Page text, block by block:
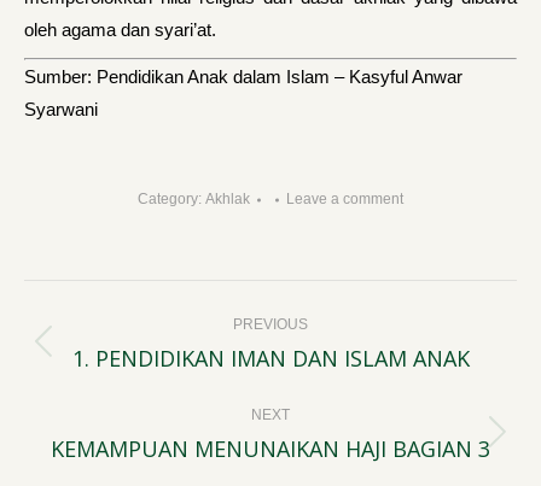
oleh agama dan syari’at.
Sumber: Pendidikan Anak dalam Islam – Kasyful Anwar
Syarwani
Category: Akhlak Leave a comment
navigation
PREVIOUS
Previous
1. PENDIDIKAN IMAN DAN ISLAM ANAK
NEXT
Next
KEMAMPUAN MENUNAIKAN HAJI BAGIAN 3